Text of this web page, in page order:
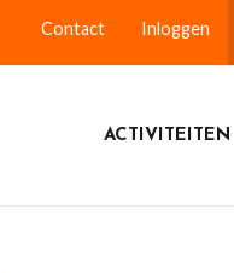
Contact Inloggen
ACTIVITEITEN